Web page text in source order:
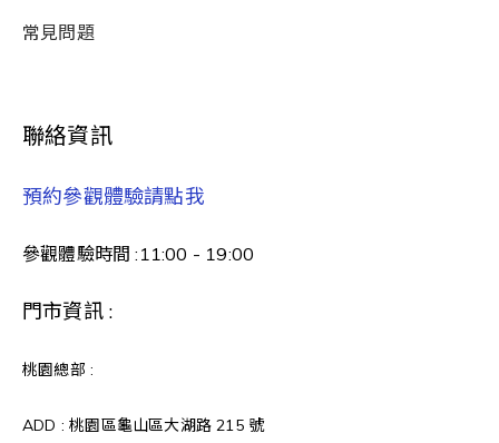
常見問題
聯絡資訊
預約參觀體驗請點我
參觀體驗時間 :11:00 - 19:00
門市資訊 :
桃園總部 :
ADD : 桃園區龜山區大湖路 215 號